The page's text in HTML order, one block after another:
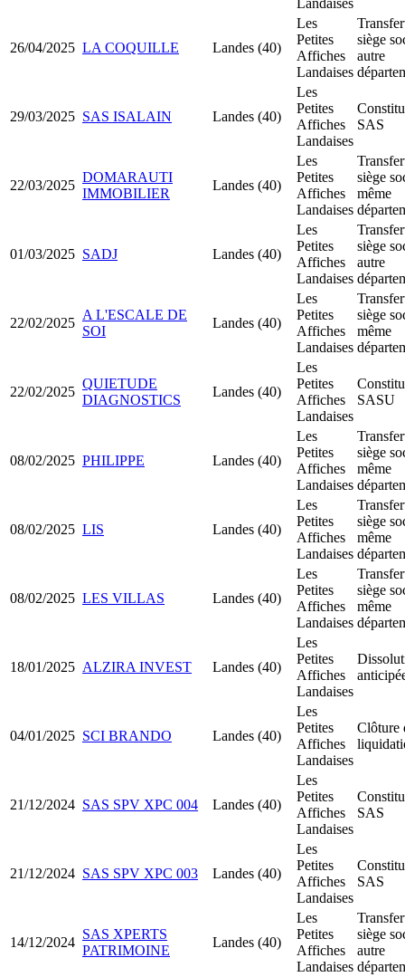
Landaises
26/04/2025 LA COQUILLE Landes (40)
Les
Petites
Affiches
Landaises
siège
autre
29/03/2025 SAS ISALAIN Landes (40)
Les
Petites
Affiches
Landaises
SAS
22/03/2025
DOMARAUTI
IMMOBILIER
Landes (40)
Les
Petites
Affiches
Landaises
siège
même
01/03/2025 SADJ Landes (40)
Les
Petites
Affiches
Landaises
siège
autre
22/02/2025
A L'ESCALE DE
SOI
Landes (40)
Les
Petites
Affiches
Landaises
siège
même
22/02/2025
QUIETUDE
DIAGNOSTICS
Landes (40)
Les
Petites
Affiches
Landaises
SASU
08/02/2025 PHILIPPE Landes (40)
Les
Petites
Affiches
Landaises
siège
même
08/02/2025 LIS Landes (40)
Les
Petites
Affiches
Landaises
siège
même
08/02/2025 LES VILLAS Landes (40)
Les
Petites
Affiches
Landaises
siège
même
18/01/2025 ALZIRA INVEST Landes (40)
Les
Petites
Affiches
Landaises
04/01/2025 SCI BRANDO Landes (40)
Les
Petites
Affiches
Landaises
Clôture
21/12/2024 SAS SPV XPC 004 Landes (40)
Les
Petites
Affiches
Landaises
SAS
21/12/2024 SAS SPV XPC 003 Landes (40)
Les
Petites
Affiches
Landaises
SAS
14/12/2024
SAS XPERTS
PATRIMOINE
Landes (40)
Les
Petites
Affiches
Landaises
siège
autre